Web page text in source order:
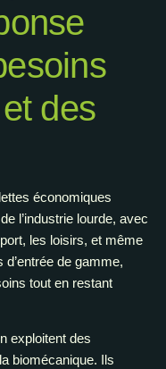
des
économiques
l’industrie lourde, avec
les loisirs, et même
de gamme,
tout en restant
exploitent des
biomécanique. Ils